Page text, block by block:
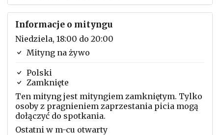
Informacje o mityngu
Niedziela, 18:00 do 20:00
Mityng na żywo
Polski
Zamknięte
Ten mityng jest mityngiem zamkniętym. Tylko
osoby z pragnieniem zaprzestania picia mogą
dołączyć do spotkania.
Ostatni w m-cu otwarty